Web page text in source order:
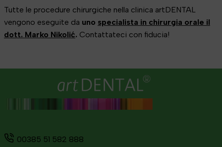
Tutte le procedure chirurgiche nella clinica artDENTAL
vengono eseguite da uno specialista in chirurgia orale il
dott. Marko Nikolić. Contattateci con fiducia!
00385 51 582 888